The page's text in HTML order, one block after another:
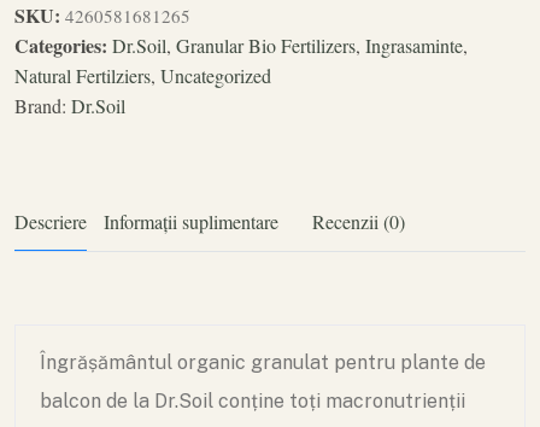
SKU: 4260581681265
Categories: Dr.Soil, Granular Bio Fertilizers, Ingrasaminte,
Natural Fertilziers, Uncategorized
Brand: Dr.Soil
Descriere Informații suplimentare Recenzii (0)
Îngrășământul organic granulat pentru plante de
balcon de la Dr.Soil conține toți macronutrienții